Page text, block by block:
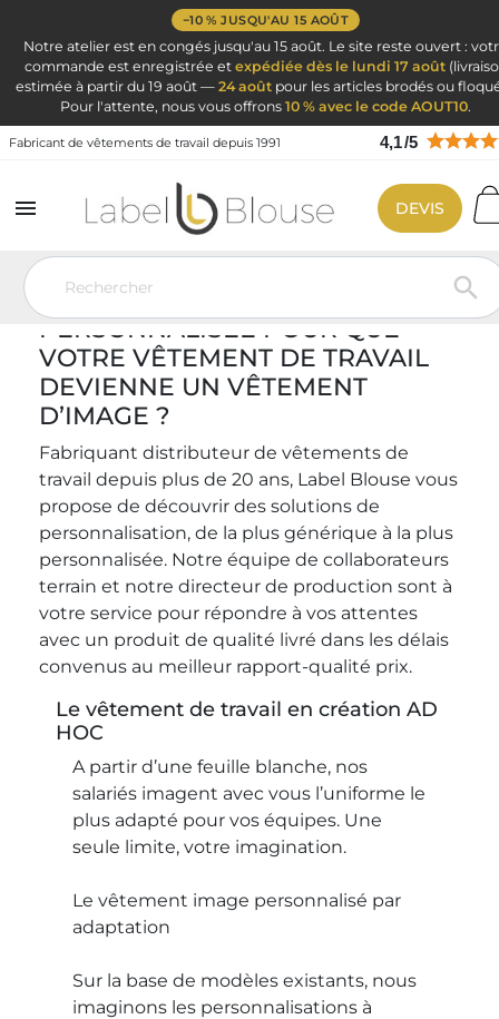
−10 % JUSQU'AU 15 AOÛT
Notre atelier est en congés jusqu'au 15 août. Le site reste ouvert :
commande est enregistrée et expédiée dès le lundi 17 août
estimée à partir du 19 août — 24 aoûtpour les articles brodés ou
Pour l'attente, nous vous offrons 10 % avec le code AOUT10.
Fabricant de vêtements de travail depuis 1991 4,1/5


DEVIS
Etude personnalisée
VOUS SOUHAITEZ UNE ÉTUDE
PERSONNALISÉE POUR QUE
VOTRE VÊTEMENT DE TRAVAIL
DEVIENNE UN VÊTEMENT
D’IMAGE ?
Fabriquant distributeur de vêtements de
travail depuis plus de 20 ans, Label Blouse vous
propose de découvrir des solutions de
personnalisation, de la plus générique à la plus
personnalisée. Notre équipe de collaborateurs
terrain et notre directeur de production sont à
votre service pour répondre à vos attentes
avec un produit de qualité livré dans les délais
convenus au meilleur rapport-qualité prix.
Le vêtement de travail en création AD
HOC
A partir d’une feuille blanche, nos
salariés imagent avec vous l’uniforme le
plus adapté pour vos équipes. Une
seule limite, votre imagination.
Le vêtement image personnalisé par
adaptation
Sur la base de modèles existants, nous
imaginons les personnalisations à